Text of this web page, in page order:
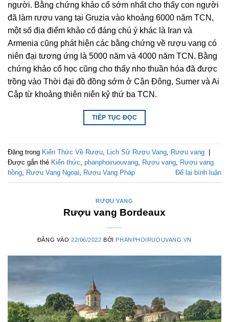
người. Bằng chứng khảo cổ sớm nhất cho thấy con người
đã làm rượu vang tại Gruzia vào khoảng 6000 năm TCN,
một số địa điểm khảo cổ đáng chú ý khác là Iran và
Armenia cũng phát hiện các bằng chứng về rượu vang có
niên đại tương ứng là 5000 năm và 4000 năm TCN. Bằng
chứng khảo cổ học cũng cho thấy nho thuần hóa đã được
trồng vào Thời đại đồ đồng sớm ở Cận Đông, Sumer và Ai
Cập từ khoảng thiên niên kỷ thứ ba TCN.
TIẾP TỤC ĐỌC
Đăng trong Kiến Thức Về Rượu Lịch Sử Rượu Vang Rượu vang
Được gắn thẻ Kiến thức phanphoiruouvang Rượu vang
Rượu vang
hồng
Rượu Vang Ngoại Rượu Vang Pháp Để lại bình luận
RƯỢU VANG
Rượu vang Bordeaux
ĐĂNG VÀO 22/06/2022 BỞI PHANPHOIRUOUVANG.VN